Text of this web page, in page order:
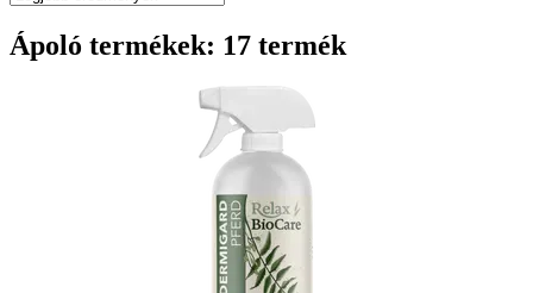
Ápoló termékek: 17 termék